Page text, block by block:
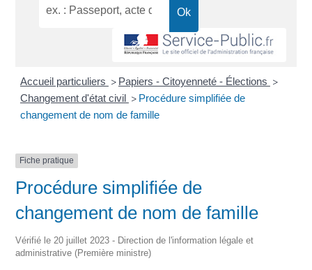
Accueil particuliers > Papiers - Citoyenneté - Élections >
Changement d'état civil > Procédure simplifiée de
changement de nom de famille
Fiche pratique
Procédure simplifiée de
changement de nom de famille
Vérifié le 20 juillet 2023 - Direction de l'information légale et
administrative (Première ministre)